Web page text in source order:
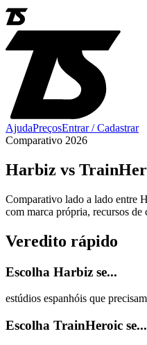
AjudaPreçosEntrar / Cadastrar
Comparativo 2026
Harbiz vs
Comparativo lado a lado entre
com marca própria, recursos de
Veredito rápido
Escolha Harbiz se...
estúdios espanhóis que
Escolha TrainHeroic se...